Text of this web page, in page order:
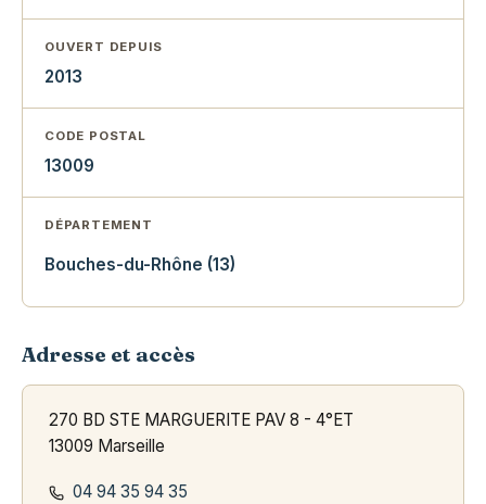
OUVERT DEPUIS
2013
CODE POSTAL
13009
DÉPARTEMENT
Bouches-du-Rhône (13)
Adresse et accès
270 BD STE MARGUERITE PAV 8 - 4°ET
13009 Marseille
04 94 35 94 35